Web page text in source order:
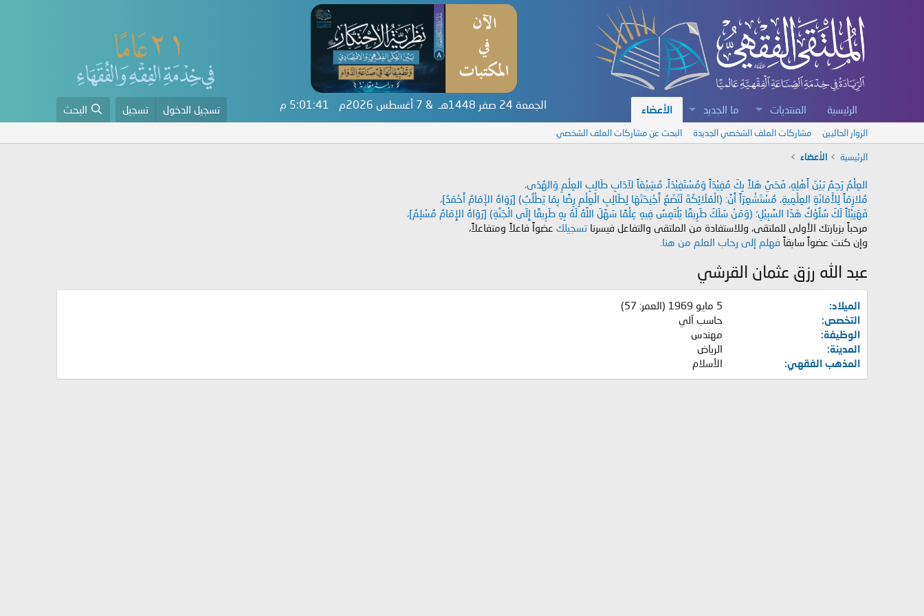
الرئيسية المنتديات ما الجديد الأعضاء الجمعة 24 صفر 1448هـ & 7 أغسطس 2026م 5:01:41 م تسجيل الدخول تسجيل البحث
الزوار الحاليين مشاركات الملف الشخصي الجديدة البحث عن مشاركات الملف الشخصي
الرئيسية الأعضاء
العِلْمُ رَحِمٌ بَيْنَ أَهْلِهِ، فَحَيَّ هَلاً بِكَ مُفِيْدَاً وَمُسْتَفِيْدَاً، مُشِيْعَاً لآدَابِ طَالِبِ العِلْمِ وَالهُدَى،
مُلازِمَاً لِلأَمَانَةِ العِلْمِيةِ، مُسْتَشْعِرَاً أَنَّ: (الْمَلَائِكَةَ لَتَضَعُ أَجْنِحَتَهَا لِطَالِبِ الْعِلْمِ رِضًا بِمَا يَطْلُبُ) [رَوَاهُ الإَمَامُ أَحْمَدُ]،
فَهَنِيْئَاً لَكَ سُلُوْكُ هَذَا السَّبِيْلِ؛ (وَمَنْ سَلَكَ طَرِيقًا يَلْتَمِسُ فِيهِ عِلْمًا سَهَّلَ اللَّهُ لَهُ بِهِ طَرِيقًا إِلَى الْجَنَّةِ) [رَوَاهُ الإِمَامُ مُسْلِمٌ]،
مرحباً بزيارتك الأولى للملتقى، وللاستفادة من الملتقى والتفاعل فيسرنا تسجيلك عضواً فاعلاً ومتفاعلاً،
وإن كنت عضواً سابقاً فهلم إلى رحاب العلم من هنا.
عبد الله رزق عثمان القرشي
الميلاد
5 مايو 1969 (العمر: 57)
التخصص
حاسب آلي
الوظيفة
مهندس
المدينة
الرياض
المذهب الفقهي
الأسلام